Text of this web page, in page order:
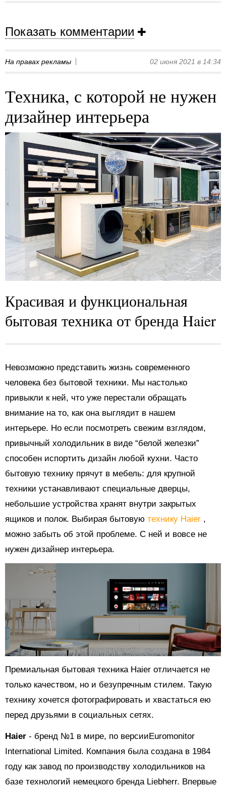
Показать комментарии
На правах рекламы 02 июня 2021 в 14:34
Техника, с которой не нужен
дизайнер интерьера
Красивая и функциональная
бытовая техника от бренда Haier
Невозможно представить жизнь современного
человека без бытовой техники. Мы настолько
привыкли к ней, что уже перестали обращать
внимание на то, как она выглядит в нашем
интерьере. Но если посмотреть свежим взглядом,
привычный холодильник в виде “белой железки”
способен испортить дизайн любой кухни. Часто
бытовую технику прячут в мебель: для крупной
техники устанавливают специальные дверцы,
небольшие устройства хранят внутри закрытых
ящиков и полок. Выбирая бытовую технику Haier ,
можно забыть об этой проблеме. С ней и вовсе не
нужен дизайнер интерьера.
Премиальная бытовая техника Haier отличается не
только качеством, но и безупречным стилем. Такую
технику хочется фотографировать и хвастаться ею
перед друзьями в социальных сетях.
Haier - бренд №1 в мире, по версииEuromonitor
International Limited. Компания была создана в 1984
году как завод по производству холодильников на
базе технологий немецкого бренда Liebherr. Впервые